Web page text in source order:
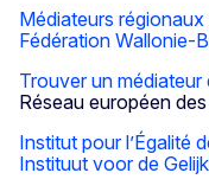
Médiateurs
Fédération Wallonie-
Trouver un médiateur
Réseau européen
Institut pour l’Égalité
Instituut voor de